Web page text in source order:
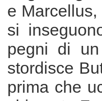
e
si
pegni di
stordisce
prima che